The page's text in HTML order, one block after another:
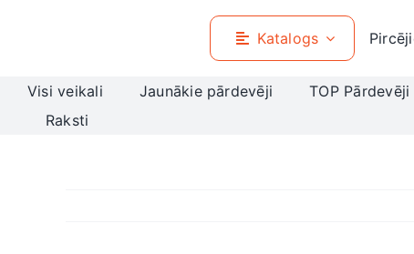
Katalogs
Visi veikali Jaunākie pārdevēji TOP Pārdevēji
Raksti